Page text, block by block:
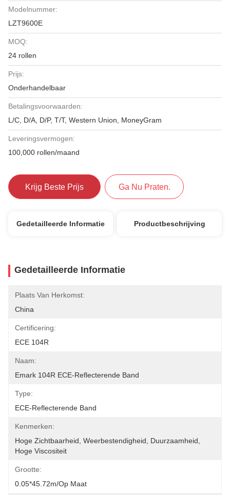
Modelnummer:
LZT9600E
MOQ:
24 rollen
Prijs:
Onderhandelbaar
Betalingsvoorwaarden:
L/C, D/A, D/P, T/T, Western Union, MoneyGram
Leveringsvermogen:
100,000 rollen/maand
Krijg Beste Prijs Ga Nu Praten.
Gedetailleerde Informatie Productbeschrijving
Gedetailleerde Informatie
Plaats Van Herkomst:
China
Certificering:
ECE 104R
Naam:
Emark 104R ECE-Reflecterende Band
Type:
ECE-Reflecterende Band
Kenmerken:
Hoge Zichtbaarheid, Weerbestendigheid, Duurzaamheid,
Hoge Viscositeit
Grootte:
0.05*45.72m/op Maat